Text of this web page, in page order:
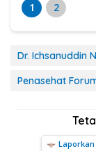
1
2
Dr. Ichsanuddin
Penasehat
Laporkan